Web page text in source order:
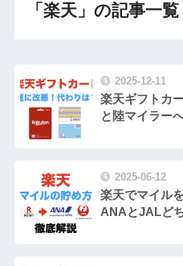
「楽天」の記事一覧
2025-12-11
楽天ギフトカ
と陸マイラー
2025-06-12
楽天でマイル
ANAとJALど